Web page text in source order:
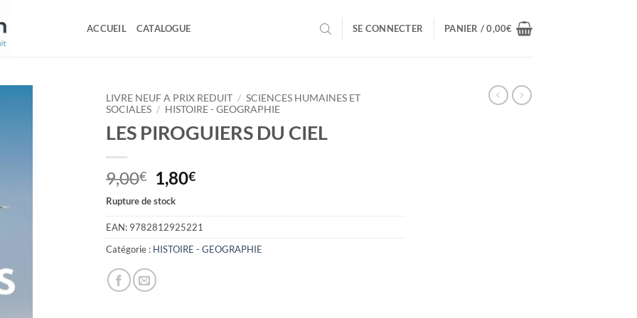
ACCUEIL CATALOGUE SE CONNECTER PANIER /0,00€
LIVRE NEUF A PRIX REDUIT / SCIENCES HUMAINES ET
SOCIALES / HISTOIRE - GEOGRAPHIE
LES PIROGUIERS DU CIEL
9,00€
Le
prix
initial
était :
9,00€.
1,80€Le
actuel
est :
1,80€.
Rupture de stock
EAN: 9782812925221
Catégorie : HISTOIRE - GEOGRAPHIE